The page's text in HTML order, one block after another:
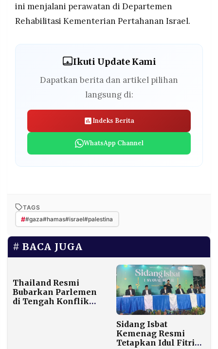
ini menjalani perawatan di Departemen
Rehabilitasi Kementerian Pertahanan Israel.
Ikuti Update Kami
Dapatkan berita dan artikel pilihan
langsung di:
Indeks Berita
WhatsApp Channel
TAGS
##gaza#hamas#israel#palestina
BACA JUGA
Thailand Resmi
Bubarkan Parlemen
di Tengah Konflik
Sidang Isbat
Kemenag Resmi
Tetapkan Idul Fitri